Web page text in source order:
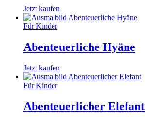
Jetzt kaufen
Für Kinder
Abenteuerliche Hyäne
Jetzt kaufen
Für Kinder
Abenteuerlicher Elefant